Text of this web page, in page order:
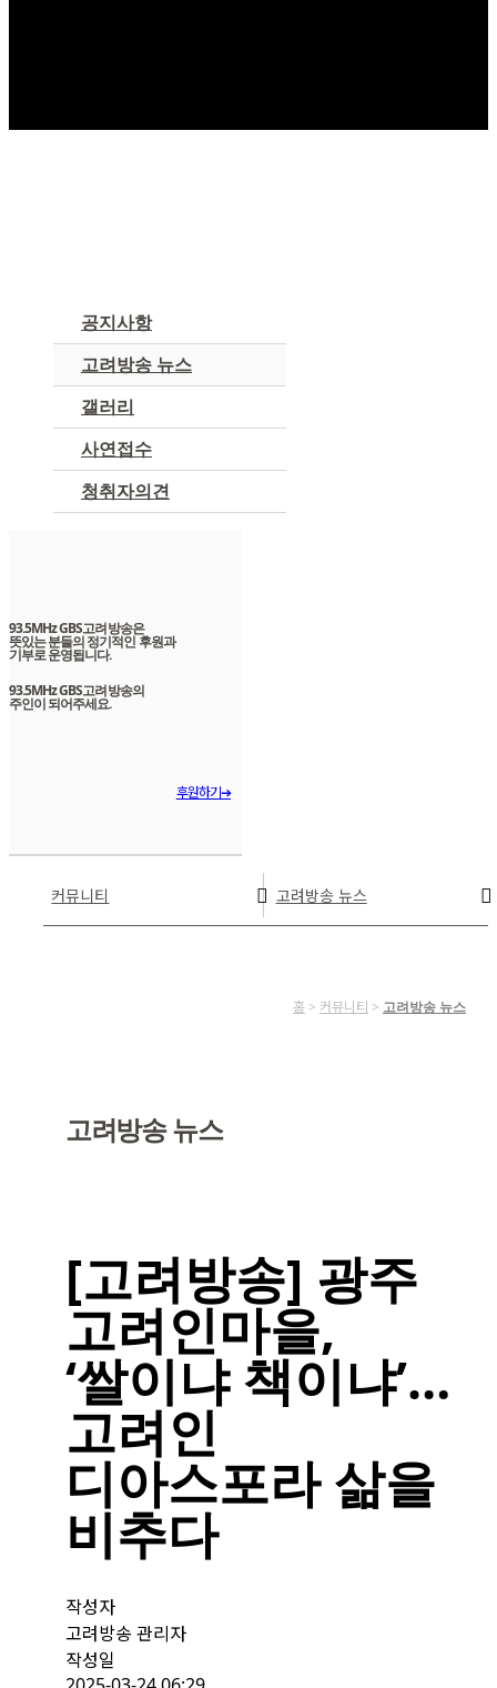
공지사항
고려방송 뉴스
갤러리
사연접수
청취자의견
93.5MHz GBS고려방송은
뜻있는 분들의 정기적인 후원과
기부로 운영됩니다.
93.5MHz GBS고려방송의
주인이 되어주세요.
후원하기➔
커뮤니티 고려방송 뉴스
홈 > 커뮤니티 > 고려방송 뉴스
고려방송 뉴스
[고려방송] 광주
고려인마을,
‘쌀이냐 책이냐’…
고려인
디아스포라 삶을
비추다
작성자
고려방송 관리자
작성일